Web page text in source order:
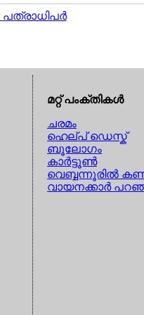
പത്രാധിപര്‍
മറ്റ് പംക്തികള്‍
ചരമം
ഹെല്പ് ഡെസ്ക്
ബൂലോഗം
കാര്‍ട്ടൂണ്‍
വെബ്ബന്നൂരില്‍
വായനക്കാര്‍